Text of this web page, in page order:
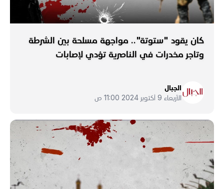
كان يقود "ستوتة".. مواجهة مسلحة بين الشرطة
وتاجر مخدرات في الناصرية تؤدي لإصابات
الجبال
الأربعاء 9 أكتوبر 2024 11:00 ص